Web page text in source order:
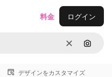
消去 画像で
料金 ログイン
デザインをカスタマイズ